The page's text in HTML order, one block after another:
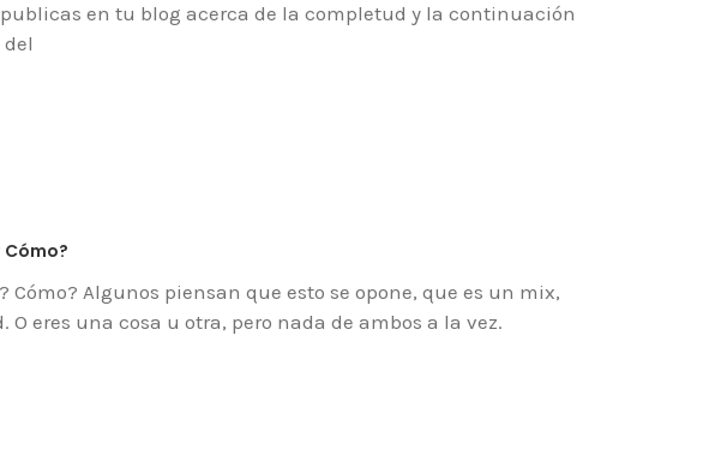
en tu blog acerca de la completud y la continuación
Cómo? Algunos piensan que esto se opone, que es un mix,
eres una cosa u otra, pero nada de ambos a la vez.